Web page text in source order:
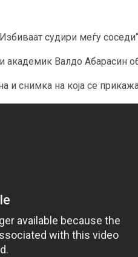
судири меѓу
академик Валдо Абарасин
и снимка на која се